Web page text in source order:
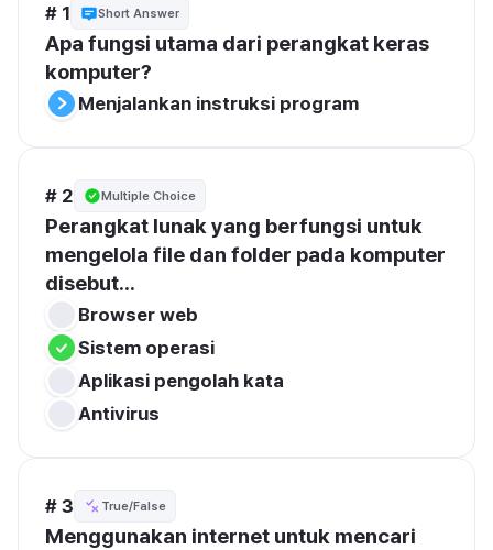
# 1 Short Answer
Apa fungsi utama dari perangkat keras
komputer?
Menjalankan instruksi program
# 2 Multiple Choice
Perangkat lunak yang berfungsi untuk
mengelola file dan folder pada komputer
disebut...
Browser web
Sistem operasi
Aplikasi pengolah kata
Antivirus
# 3 True/False
Menggunakan internet untuk mencari